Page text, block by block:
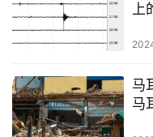
上
马
马